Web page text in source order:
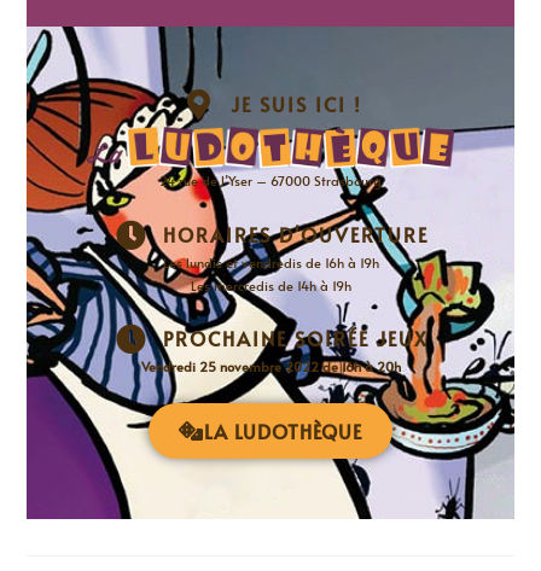
JE SUIS ICI !
24 rue de l’Yser – 67000 Strasbourg
HORAIRES D'OUVERTURE
Les lundis et vendredis de 16h à 19h
Les mercredis de 14h à 19h
PROCHAINE SOIRÉE JEUX
Vendredi 25 novembre 2022 de 16h à 20h
LA LUDOTHÈQUE